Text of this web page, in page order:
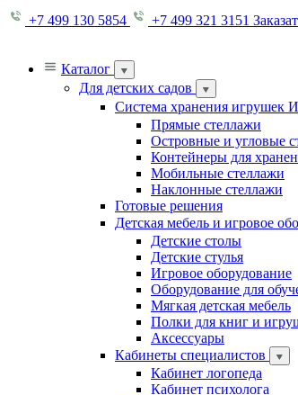
+7 499 130 5854 +7 499 321 3151
Каталог
Для детских садов
Система хранения игрушек
Прямые стеллажи
Островные и угловые
Контейнеры для
Мобильные стеллажи
Наклонные стеллажи
Готовые решения
Детская мебель и игровое
Детские столы
Детские стулья
Игровое оборудование
Оборудование для
Мягкая детская мебель
Полки для книг и
Аксессуары
Кабинеты специалистов
Кабинет логопеда
Кабинет психолога